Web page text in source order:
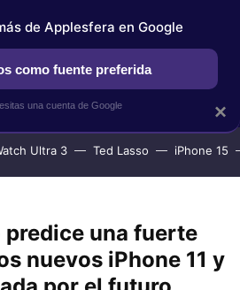
APPLESFERA SELECCIÓN
Ultra 3 Ted Lasso iPhone 15
una fuerte
nuevos iPhone 11 y
×
de Applesfera en Google
como fuente preferida
una cuenta de Google